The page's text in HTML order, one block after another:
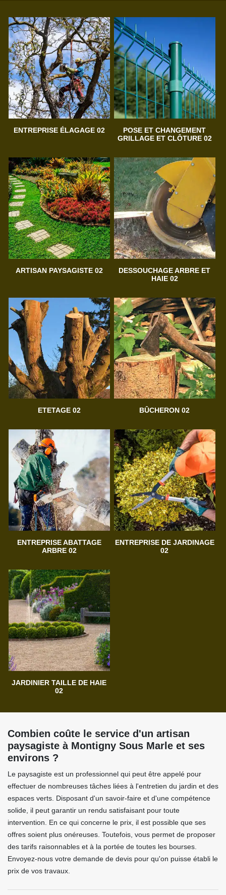
ENTREPRISE ÉLAGAGE 02
POSE ET CHANGEMENT
GRILLAGE ET CLÔTURE 02
ARTISAN PAYSAGISTE 02
DESSOUCHAGE ARBRE ET
HAIE 02
ETETAGE 02 BÛCHERON 02
ENTREPRISE ABATTAGE
ARBRE 02
ENTREPRISE DE JARDINAGE
02
JARDINIER TAILLE DE HAIE
02
Combien coûte le service d'un artisan
paysagiste à Montigny Sous Marle et ses
environs ?
Le paysagiste est un professionnel qui peut être appelé pour
effectuer de nombreuses tâches liées à l'entretien du jardin et des
espaces verts. Disposant d'un savoir-faire et d'une compétence
solide, il peut garantir un rendu satisfaisant pour toute
intervention. En ce qui concerne le prix, il est possible que ses
offres soient plus onéreuses. Toutefois, vous permet de proposer
des tarifs raisonnables et à la portée de toutes les bourses.
Envoyez-nous votre demande de devis pour qu'on puisse établi le
prix de vos travaux.